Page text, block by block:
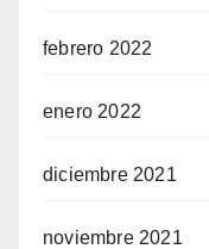
febrero 2022
enero 2022
diciembre 2021
noviembre 2021